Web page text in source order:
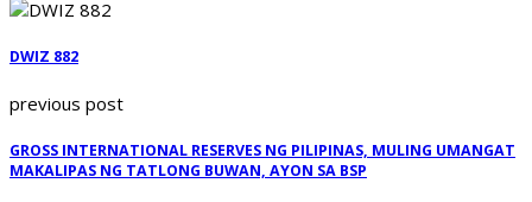
DWIZ 882
previous post
GROSS INTERNATIONAL RESERVES NG PILIPINAS, MULING UMANGAT
MAKALIPAS NG TATLONG BUWAN, AYON SA BSP